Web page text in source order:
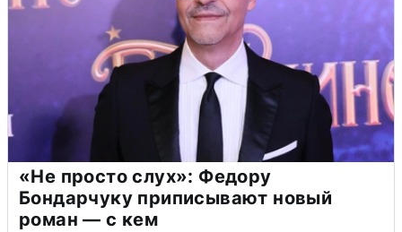
«Не просто слух»: Федору
Бондарчуку приписывают новый
роман — с кем